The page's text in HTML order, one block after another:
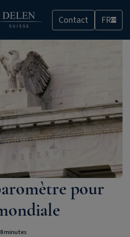
Contact FRCH
pour
minutes